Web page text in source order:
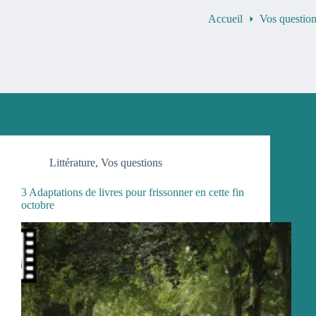
Accueil Vos
Littérature, Vos questions
3 Adaptations de livres pour frissonner en cette fin
octobre